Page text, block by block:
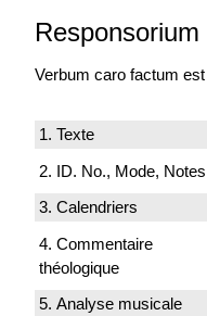
Responsorium
Verbum caro factum est
1. Texte
2. ID. No., Mode, Notes
3. Calendriers
4. Commentaire
théologique
5. Analyse musicale